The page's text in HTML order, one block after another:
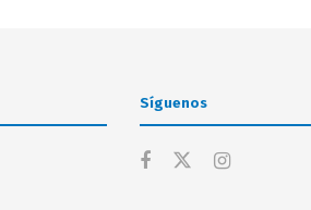
Síguenos